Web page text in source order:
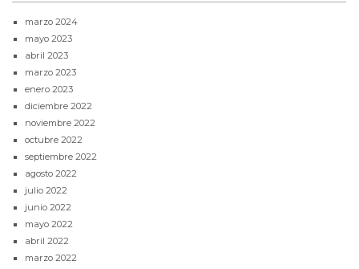
marzo 2024
mayo 2023
abril 2023
marzo 2023
enero 2023
diciembre 2022
noviembre 2022
octubre 2022
septiembre 2022
agosto 2022
julio 2022
junio 2022
mayo 2022
abril 2022
marzo 2022